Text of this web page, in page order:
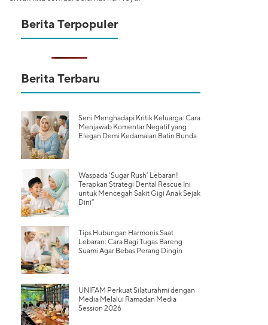
Berita Terpopuler
Berita Terbaru
Seni Menghadapi Kritik Keluarga: Cara
Menjawab Komentar Negatif yang
Elegan Demi Kedamaian Batin Bunda
Waspada ‘Sugar Rush’ Lebaran!
Terapkan Strategi Dental Rescue Ini
untuk Mencegah Sakit Gigi Anak Sejak
Dini”
Tips Hubungan Harmonis Saat
Lebaran: Cara Bagi Tugas Bareng
Suami Agar Bebas Perang Dingin
UNIFAM Perkuat Silaturahmi dengan
Media Melalui Ramadan Media
Session 2026